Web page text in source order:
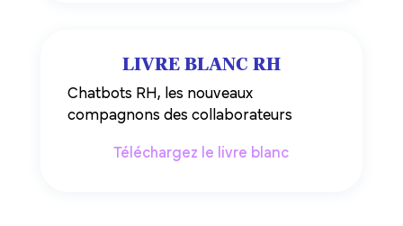
LIVRE BLANC RH
Chatbots RH, les nouveaux
compagnons des collaborateurs
Téléchargez le livre blanc